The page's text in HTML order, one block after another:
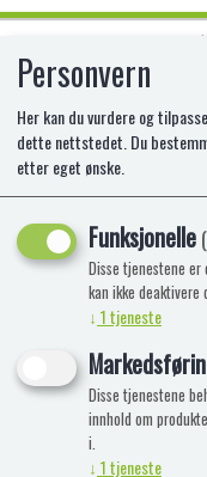
ELBIL - EVO
6V
AM-1437252
Personvern
Her kan du vurdere og
dette nettstedet. Du
etter eget ønske.
Funksjonelle
Disse tjenestene
kan ikke deaktivere
↓ 1tjeneste
Disse tjenestene
innhold om
i.
↓ 1tjeneste